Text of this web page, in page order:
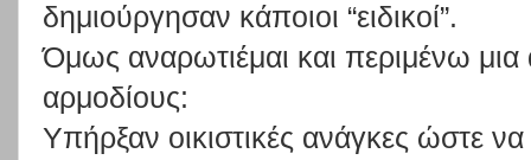
δημιούργησαν κάποιοι “ειδικοί”.
Όμως αναρωτιέμαι και περιμένω
αρμοδίους:
Υπήρξαν οικιστικές ανάγκες ώστε